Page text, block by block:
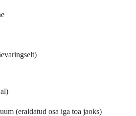
(eraldatud osa iga toa jaoks)